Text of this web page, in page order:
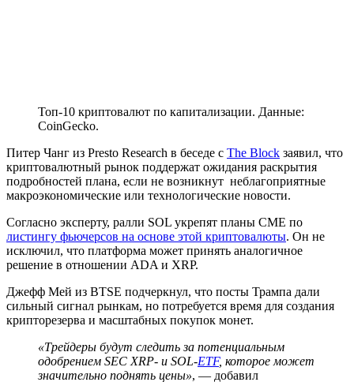
Топ-10 криптовалют по капитализации. Данные:
CoinGecko.
Питер Чанг из Presto Research в беседе с The Block заявил, что
криптовалютный рынок поддержат ожидания раскрытия
подробностей плана, если не возникнут неблагоприятные
макроэкономические или технологические новости.
Согласно эксперту, ралли SOL укрепят планы CME по
листингу фьючерсов на основе этой криптовалюты. Он не
исключил, что платформа может принять аналогичное
решение в отношении ADA и XRP.
Джефф Мей из BTSE подчеркнул, что посты Трампа дали
сильный сигнал рынкам, но потребуется время для создания
крипторезерва и масштабных покупок монет.
«Трейдеры будут следить за потенциальным
одобрением SEC XRP- и SOL-ETF, которое может
значительно поднять цены», — добавил